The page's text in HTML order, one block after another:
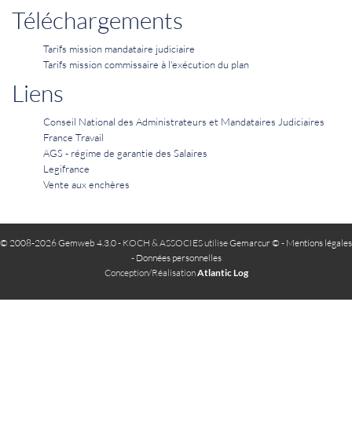
Téléchargements
Tarifs mission mandataire judiciaire
Tarifs mission commissaire à l'exécution du plan
Liens
Conseil National des Administrateurs et Mandataires Judiciaires
France Travail
AGS - régime de garantie des Salaires
Legifrance
Vente aux enchères
© 2008-2026 Gemweb 4.3.0- KOCH & ASSOCIES utiliseGemarcur © - Mentions légales
- Données personnelles
Conception/RéalisationAtlantic Log